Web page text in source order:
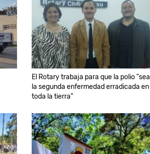
El Rotary trabaja para que la polio "sea
la segunda enfermedad erradicada en
toda la tierra"